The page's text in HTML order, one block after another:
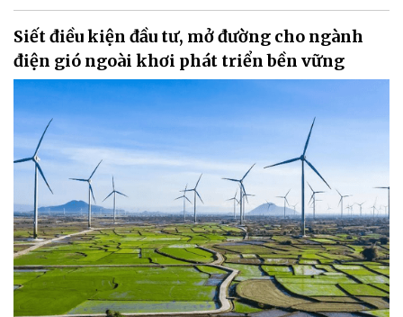
Siết điều kiện đầu tư, mở đường cho ngành
điện gió ngoài khơi phát triển bền vững